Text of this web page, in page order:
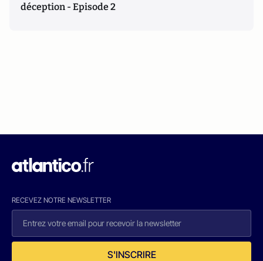
déception - Episode 2
RECEVEZ NOTRE NEWSLETTER
S'INSCRIRE